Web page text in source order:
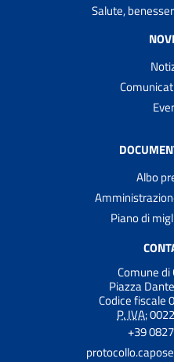
Salute,
Albo
Piano di
Comune di
Piazza
Codice fiscale
P. IVA:
+39